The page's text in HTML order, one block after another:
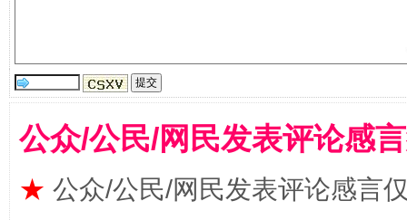
受贿1.44亿！段成刚被判无期
公众/公民/网民发表评论感
★ 公众/公民/网民发表评论感言